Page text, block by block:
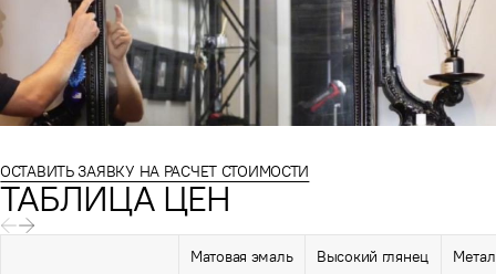
ОСТАВИТЬ ЗАЯВКУ НА РАСЧЕТ СТОИМОСТИ
ТАБЛИЦА ЦЕН
Матовая эмаль Высокий глянец